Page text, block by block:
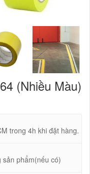
(Nhiều Màu)
trong 4h khi đặt hàng.
phẩm(nếu có)